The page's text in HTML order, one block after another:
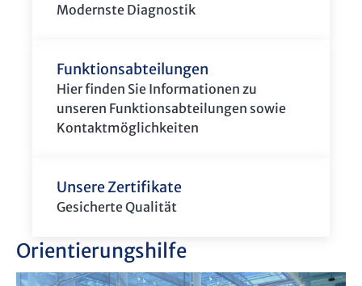
Modernste Diagnostik
Funktionsabteilungen
Hier finden Sie Informationen zu
unseren Funktionsabteilungen sowie
Kontaktmöglichkeiten
Unsere Zertifikate
Gesicherte Qualität
Orientierungshilfe